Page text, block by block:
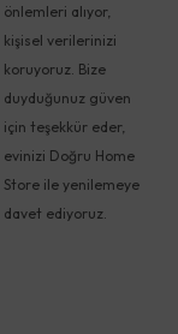
önlemleri alıyor,
kişisel verilerinizi
koruyoruz. Bize
duyduğunuz güven
için teşekkür eder,
evinizi Doğru Home
Store ile yenilemeye
davet ediyoruz.